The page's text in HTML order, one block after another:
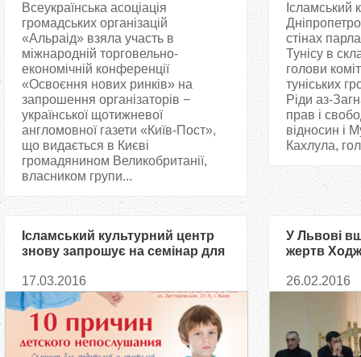
Всеукраїнська асоціація
громадських організацій
«Альраід» взяла участь в
міжнародній торговельно-
економічній конференції
«Освоєння нових ринків» на
запрошення організаторів −
української щотижневої
англомовної газети «Київ-Пост»,
що видається в Києві
громадянином Великобританії,
власником групи...
Ісламський
стінах
Тунісу в
голови
туніських
Ріди аз-
прав і
відносин і
Кахлула,
Ісламський культурний центр
знову запрошує на семінар для
17.03.2016
У Львові
жертв
26.02.2016